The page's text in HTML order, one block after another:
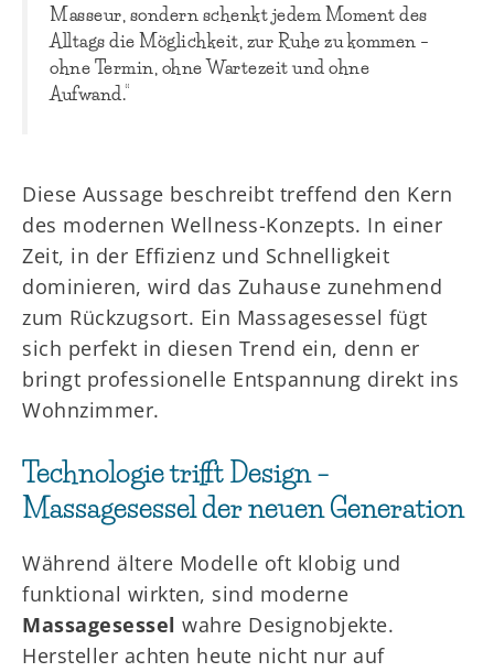
Masseur, sondern schenkt jedem Moment des
Alltags die Möglichkeit, zur Ruhe zu kommen –
ohne Termin, ohne Wartezeit und ohne
Aufwand.“
Diese Aussage beschreibt treffend den Kern
des modernen Wellness-Konzepts. In einer
Zeit, in der Effizienz und Schnelligkeit
dominieren, wird das Zuhause zunehmend
zum Rückzugsort. Ein Massagesessel fügt
sich perfekt in diesen Trend ein, denn er
bringt professionelle Entspannung direkt ins
Wohnzimmer.
Technologie trifft Design –
Massagesessel der neuen Generation
Während ältere Modelle oft klobig und
funktional wirkten, sind moderne
Massagesessel wahre Designobjekte.
Hersteller achten heute nicht nur auf